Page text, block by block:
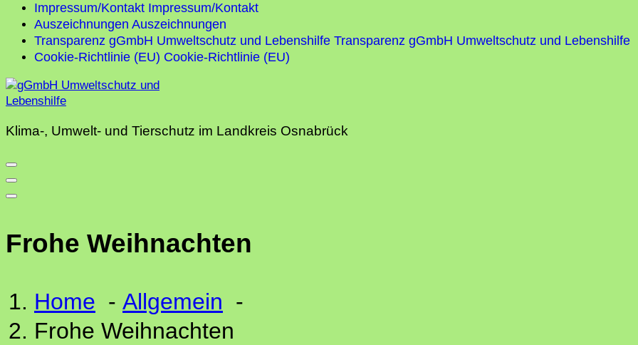
Impressum/Kontakt Impressum/Kontakt
Auszeichnungen Auszeichnungen
Transparenz gGmbH Umweltschutz und Lebenshilfe Transparenz gGmbH Umweltschutz und Lebenshilfe
Cookie-Richtlinie (EU) Cookie-Richtlinie (EU)
Klima-, Umwelt- und Tierschutz im Landkreis Osnabrück
Frohe Weihnachten
Home - Allgemein -
Frohe Weihnachten